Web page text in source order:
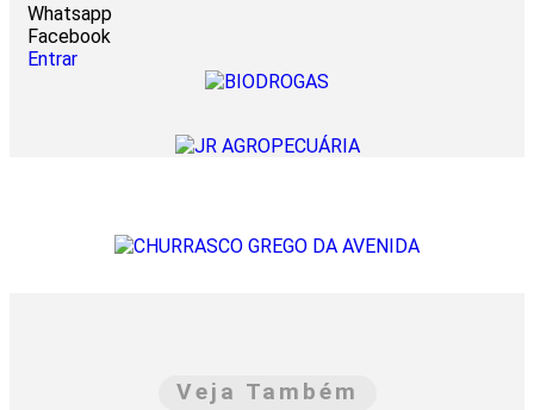
Whatsapp
Facebook
Entrar
Veja Também